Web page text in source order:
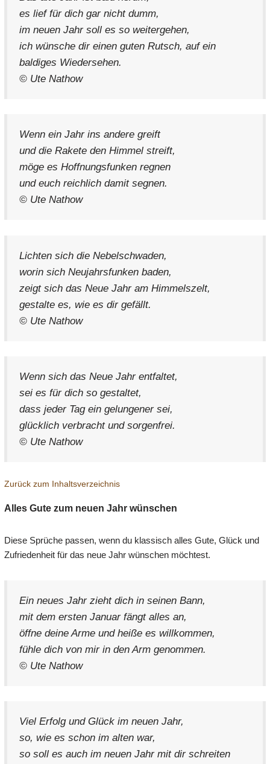
es lief für dich gar nicht dumm,
im neuen Jahr soll es so weitergehen,
ich wünsche dir einen guten Rutsch, auf ein
baldiges Wiedersehen.
© Ute Nathow
Wenn ein Jahr ins andere greift
und die Rakete den Himmel streift,
möge es Hoffnungsfunken regnen
und euch reichlich damit segnen.
© Ute Nathow
Lichten sich die Nebelschwaden,
worin sich Neujahrsfunken baden,
zeigt sich das Neue Jahr am Himmelszelt,
gestalte es, wie es dir gefällt.
© Ute Nathow
Wenn sich das Neue Jahr entfaltet,
sei es für dich so gestaltet,
dass jeder Tag ein gelungener sei,
glücklich verbracht und sorgenfrei.
© Ute Nathow
Zurück zum Inhaltsverzeichnis
Alles Gute zum neuen Jahr wünschen
Diese Sprüche passen, wenn du klassisch alles Gute, Glück und
Zufriedenheit für das neue Jahr wünschen möchtest.
Ein neues Jahr zieht dich in seinen Bann,
mit dem ersten Januar fängt alles an,
öffne deine Arme und heiße es willkommen,
fühle dich von mir in den Arm genommen.
© Ute Nathow
Viel Erfolg und Glück im neuen Jahr,
so, wie es schon im alten war,
so soll es auch im neuen Jahr mit dir schreiten